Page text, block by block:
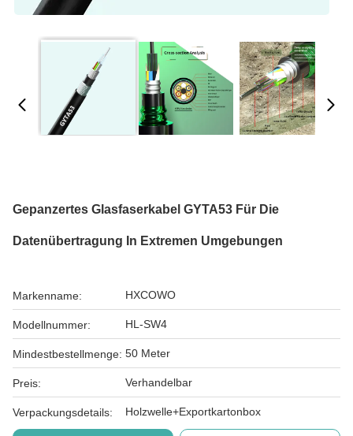
Gepanzertes Glasfaserkabel GYTA53 Für Die
Datenübertragung In Extremen Umgebungen
Markenname: HXCOWO
Modellnummer: HL-SW4
Mindestbestellmenge: 50 Meter
Preis: Verhandelbar
Verpackungsdetails: Holzwelle+Exportkartonbox